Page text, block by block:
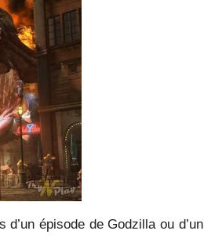
épisode de Godzilla ou d’un